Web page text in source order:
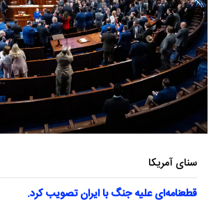
سنای آمریکا
قطعنامه‌ای علیه جنگ با ایران تصویب کرد.